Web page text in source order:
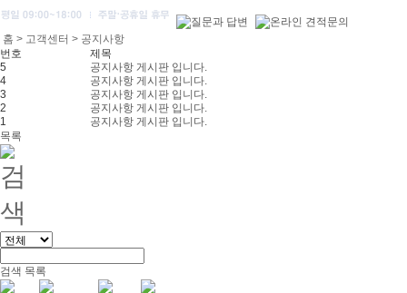
홈 > 고객센터 > 공지사항
번호
제목
5
공지사항 게시판 입니다.
4
공지사항 게시판 입니다.
3
공지사항 게시판 입니다.
2
공지사항 게시판 입니다.
1
공지사항 게시판 입니다.
목록
검색 목록